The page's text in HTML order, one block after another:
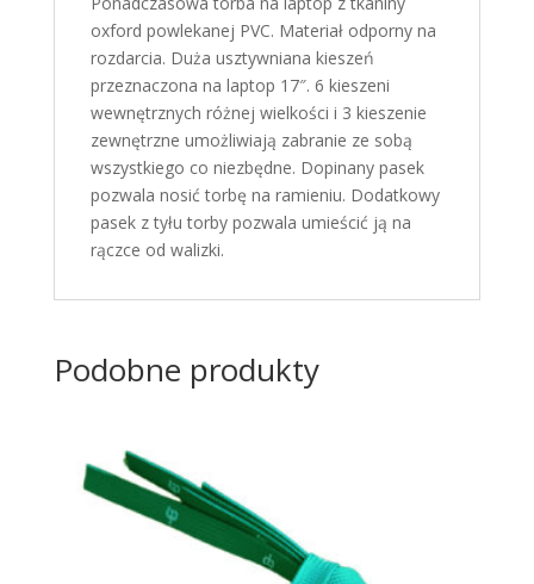
oxford powlekanej PVC. Materiał odporny na
rozdarcia. Duża usztywniana kieszeń
przeznaczona na laptop 17″. 6 kieszeni
wewnętrznych różnej wielkości i 3 kieszenie
zewnętrzne umożliwiają zabranie ze sobą
wszystkiego co niezbędne. Dopinany pasek
pozwala nosić torbę na ramieniu. Dodatkowy
pasek z tyłu torby pozwala umieścić ją na
rączce od walizki.
Podobne produkty